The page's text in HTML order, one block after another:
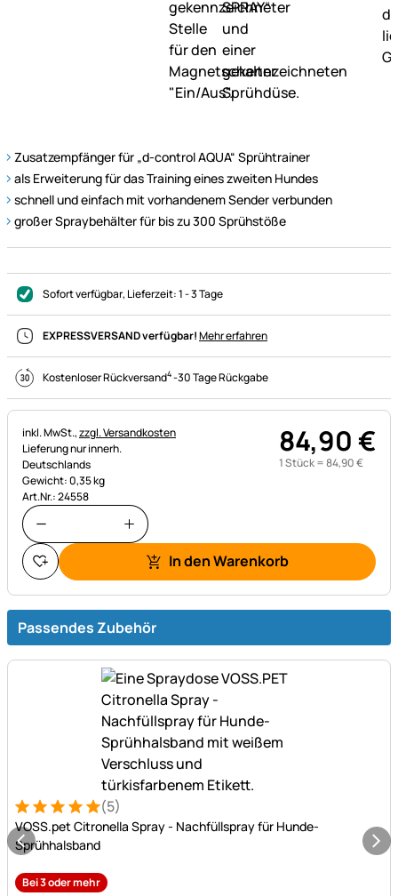
Zusatzempfänger für „d-control AQUA“ Sprühtrainer
als Erweiterung für das Training eines zweiten Hundes
schnell und einfach mit vorhandenem Sender verbunden
großer Spraybehälter für bis zu 300 Sprühstöße
Sofort verfügbar, Lieferzeit:1 - 3 Tage
EXPRESSVERSAND verfügbar!Mehr erfahren
Kostenloser Rückversand4-30 Tage Rückgabe
Steuerhinweis:
inkl. MwSt.,zzgl. Versandkosten
Lieferung nur innerh.
Deutschlands
Gewicht: 0,35 kg
Art.Nr.: 24558
84,90€
1 Stück =84,90€
In den Warenkorb
Passendes Zubehör
Bewertung: 5 von 5 (5 Bewertungen)
5 Bewertungen
(5)
VOSS.pet Citronella Spray - Nachfüllspray für Hunde-
Sprühhalsband
Bei 3 oder mehr